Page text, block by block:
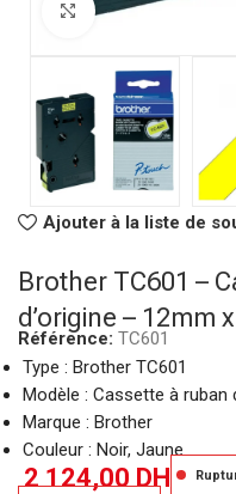
Click to enlarge
Ajouter à la liste de
Brother TC601 –
d’origine – 12mm
Référence: TC601
Type : Brother TC601
Modèle : Cassette à ruban
Marque : Brother
Couleur : Noir, Jaune
2 124,00DH